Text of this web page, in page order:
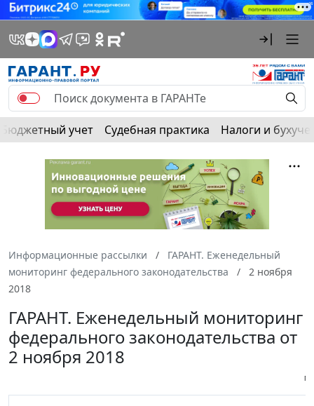
Бюджетный учет Судебная практика Налоги и
Информационные рассылки
ГАРАНТ. Еженедельный
мониторинг федерального законодательства
2 ноября
2018
ГАРАНТ. Еженедельный мониторинг
федерального законодательства от
2 ноября 2018